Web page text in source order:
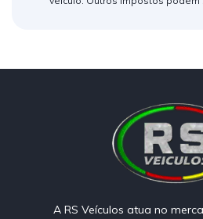
A RS Veículos atua no